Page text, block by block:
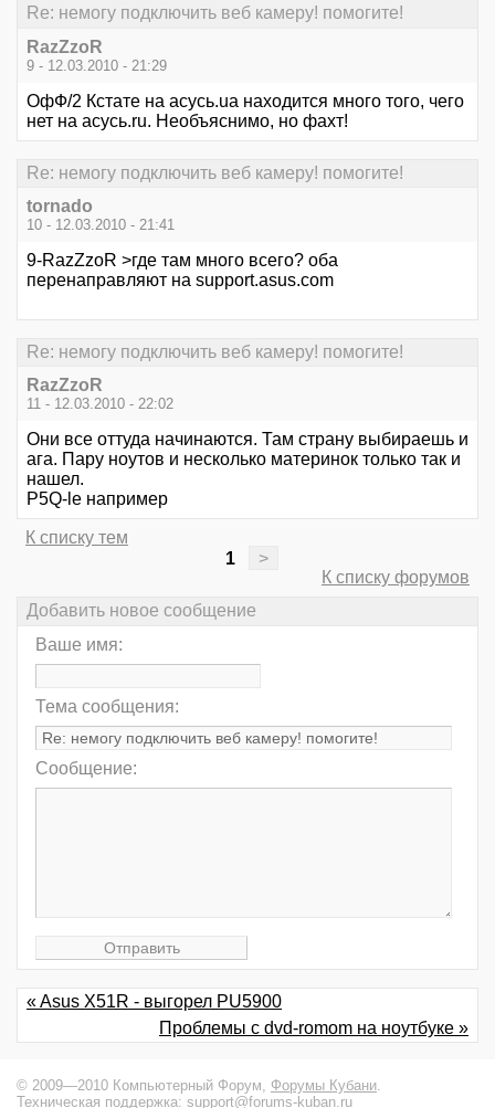
Re: немогу подключить веб камеру! помогите!
RazZzoR
9 - 12.03.2010 - 21:29
ОфФ/2 Кстате на асусь.ua находится много того, чего
нет на асусь.ru. Необъяснимо, но фахт!
Re: немогу подключить веб камеру! помогите!
tornado
10 - 12.03.2010 - 21:41
9-RazZzoR >где там много всего? оба
перенаправляют на support.asus.com
Re: немогу подключить веб камеру! помогите!
RazZzoR
11 - 12.03.2010 - 22:02
Они все оттуда начинаются. Там страну выбираешь и
ага. Пару ноутов и несколько материнок только так и
нашел.
P5Q-le например
К списку тем
1
>
К списку форумов
Добавить новое сообщение
Ваше имя:
Тема сообщения:
Сообщение:
« Asus X51R - выгорел PU5900
Проблемы с dvd-romom на ноутбуке »
© 2009—2010 Компьютерный Форум, Форумы Кубани.
Техническая поддержка: support@forums-kuban.ru